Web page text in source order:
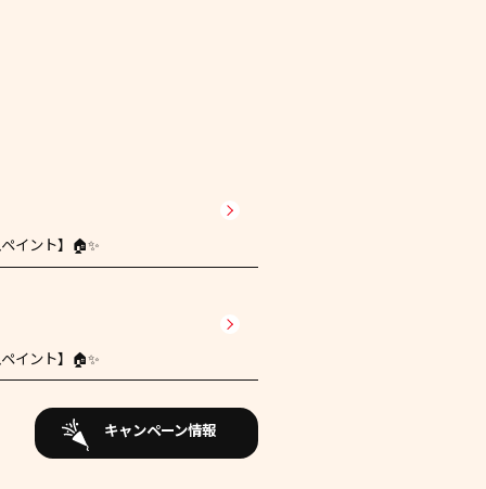
イント】🏠✨
イント】🏠✨
キャンペーン情報